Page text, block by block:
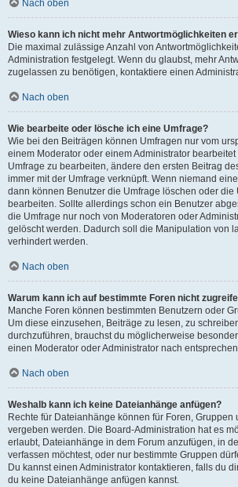
Nach oben
Wieso kann ich nicht mehr Antwortmöglichkeiten
Die maximal zulässige Anzahl von
Administration festgelegt. Wenn du glaubst, mehr
zugelassen zu benötigen, kontaktiere einen
Nach oben
Wie bearbeite oder lösche ich eine Umfrage?
Wie bei den Beiträgen können Umfragen nur vom
einem Moderator oder einem Administrator
Umfrage zu bearbeiten, ändere den ersten Beitrag
immer mit der Umfrage verknüpft. Wenn niemand
dann können Benutzer die Umfrage löschen oder die
bearbeiten. Sollte allerdings schon ein Benutzer
die Umfrage nur noch von Moderatoren oder
gelöscht werden. Dadurch soll die Manipulation von
verhindert werden.
Nach oben
Warum kann ich auf bestimmte Foren nicht
Manche Foren können bestimmten Benutzern oder
Um diese einzusehen, Beiträge zu lesen, zu
durchzuführen, brauchst du möglicherweise
einen Moderator oder Administrator nach
Nach oben
Weshalb kann ich keine Dateianhänge anfügen?
Rechte für Dateianhänge können für Foren,
vergeben werden. Die Board-Administration hat es
erlaubt, Dateianhänge in dem Forum anzufügen, in
verfassen möchtest, oder nur bestimmte Gruppen
Du kannst einen Administrator kontaktieren, falls du
du keine Dateianhänge anfügen kannst.